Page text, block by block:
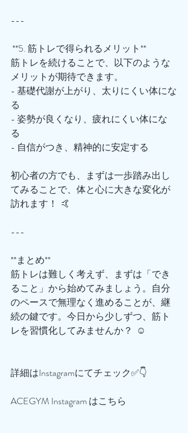
---
**5. 筋トレで得られるメリット**
筋トレを続けることで、以下のような
メリットが期待できます。
- 基礎代謝が上がり、太りにくい体にな
る
- 姿勢が良くなり、疲れにくい体にな
る
- 自信がつき、精神的に安定する
初心者の方でも、まずは一歩踏み出し
てみることで、体と心に大きな変化が
訪れます！  🤙
---
**まとめ**
筋トレは難しく考えず、まずは「でき
ること」から始めてみましょう。自分
のペースで無理なく進めることが、継
続の鍵です。今日から少しずつ、筋ト
レを習慣化してみませんか？  ☺️
詳細はInstagramにてチェック✅👇
ACEGYM Instagram はこちら